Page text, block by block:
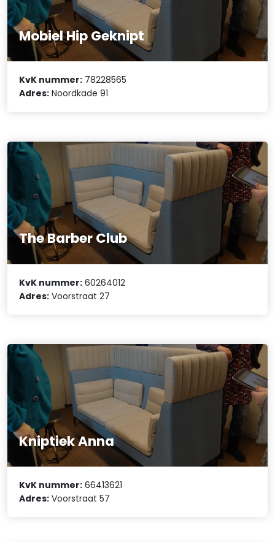
Mobiel Hip Geknipt
KvK nummer: 78228565
Adres: Noordkade 91
The Barber Club
KvK nummer: 60264012
Adres: Voorstraat 27
Kniptiek Anna
KvK nummer: 66413621
Adres: Voorstraat 57